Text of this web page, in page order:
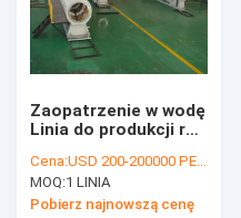
Zaopatrzenie w wodę
Linia do produkcji rur
Wytłaczarka do rur
PVC
Cena:USD 200-200000 PER SET
MOQ:1 LINIA
Pobierz najnowszą cenę